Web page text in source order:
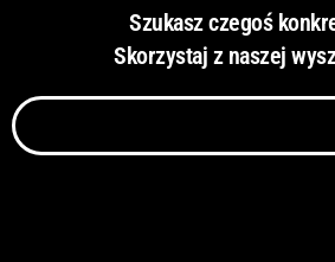
Szukasz czegoś
Skorzystaj z naszej
Szukaj